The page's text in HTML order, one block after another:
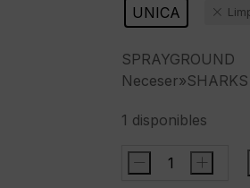
UNICA
SPRAYGROUND
1 disponibles
- +